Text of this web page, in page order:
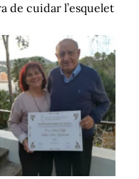
de cuidar l’esquelet